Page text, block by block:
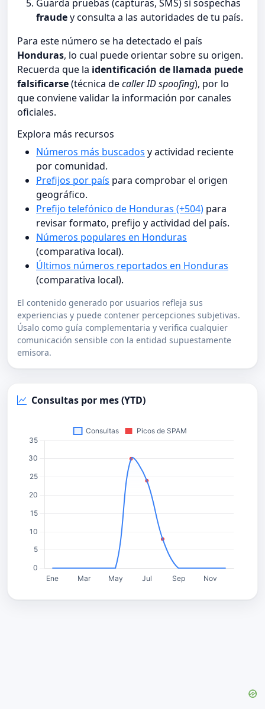
Guarda pruebas (capturas, SMS) si sospechas
fraudey consulta a las autoridades de tu país.
Para este número se ha detectado el país
Honduras, lo cual puede orientar sobre su origen.
Recuerda que la identificación de llamada puede
falsificarse(técnica decaller ID spoofing), por lo
que conviene validar la información por canales
oficiales.
Explora más recursos
Números más buscados y actividad reciente
por comunidad.
Prefijos por país para comprobar el origen
geográfico.
Prefijo telefónico de Honduras (+504) para
revisar formato, prefijo y actividad del país.
Números populares en Honduras
(comparativa local).
Últimos números reportados en Honduras
(comparativa local).
El contenido generado por usuarios refleja sus
experiencias y puede contener percepciones subjetivas.
Úsalo como guía complementaria y verifica cualquier
comunicación sensible con la entidad supuestamente
emisora.
Consultas por mes (YTD)